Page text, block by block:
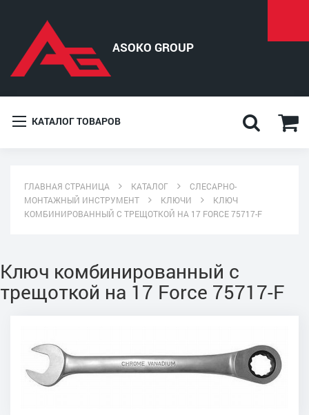
КАТАЛОГ ТОВАРОВ
ГЛАВНАЯ СТРАНИЦА КАТАЛОГ
СЛЕСАРНО-
МОНТАЖНЫЙ ИНСТРУМЕНТ
КЛЮЧИ
КЛЮЧ
КОМБИНИРОВАННЫЙ С ТРЕЩОТКОЙ НА 17 FORCE 75717-F
Ключ комбинированный с
трещоткой на 17 Force 75717-F